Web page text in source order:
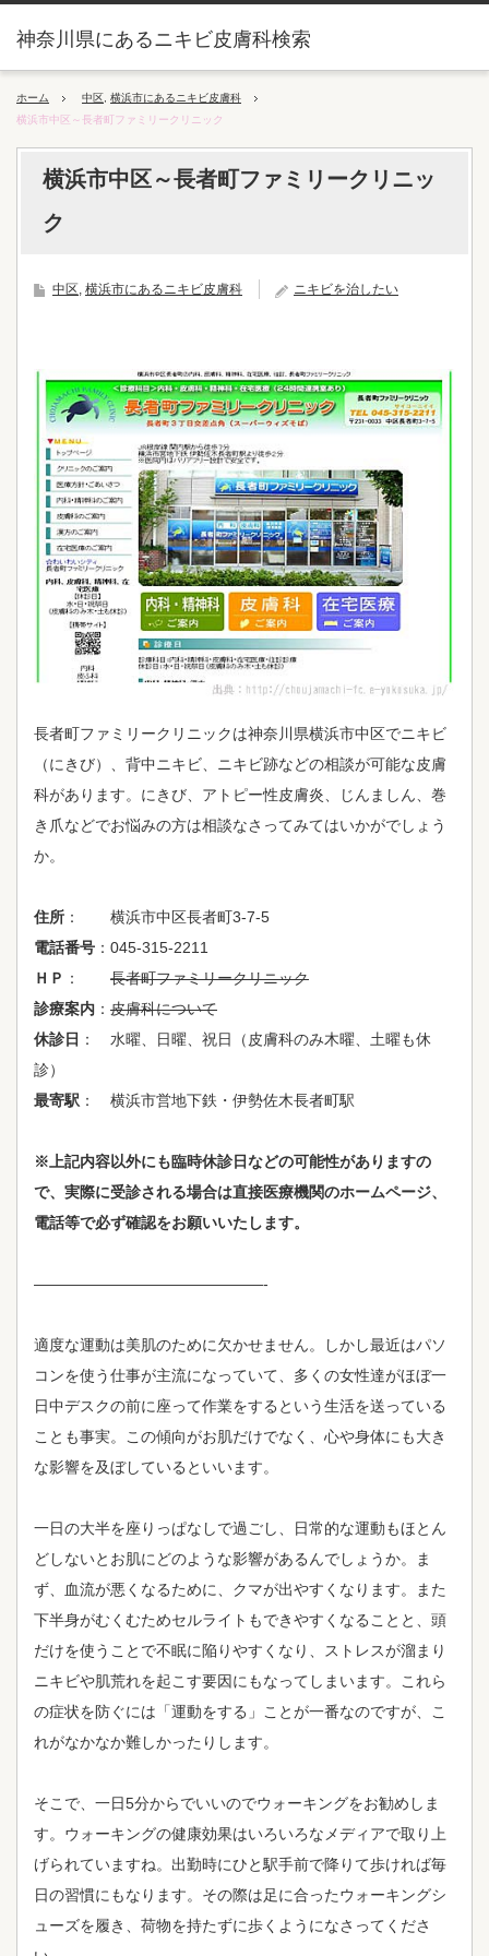
神奈川県にあるニキビ皮膚科検索
ホーム 中区 横浜市にあるニキビ皮膚科
横浜市中区～長者町ファミリークリニック
横浜市中区～長者町ファミリークリニッ
ク
中区, 横浜市にあるニキビ皮膚科 ニキビを治したい
長者町ファミリークリニックは神奈川県横浜市中区でニキビ
（にきび）、背中ニキビ、ニキビ跡などの相談が可能な皮膚
科があります。にきび、アトピー性皮膚炎、じんましん、巻
き爪などでお悩みの方は相談なさってみてはいかがでしょう
か。
住所 ： 横浜市中区長者町3-7-5
電話番号 ：045-315-2211
ＨＰ ： 長者町ファミリークリニック
診療案内 ： 皮膚科について
休診日 ： 水曜、日曜、祝日（皮膚科のみ木曜、土曜も休
診）
最寄駅 ： 横浜市営地下鉄・伊勢佐木長者町駅
※上記内容以外にも臨時休診日などの可能性がありますの
で、実際に受診される場合は直接医療機関のホームページ、
電話等で必ず確認をお願いいたします。
———————————————-
適度な運動は美肌のために欠かせません。しかし最近はパソ
コンを使う仕事が主流になっていて、多くの女性達がほぼ一
日中デスクの前に座って作業をするという生活を送っている
ことも事実。この傾向がお肌だけでなく、心や身体にも大き
な影響を及ぼしているといいます。
一日の大半を座りっぱなしで過ごし、日常的な運動もほとん
どしないとお肌にどのような影響があるんでしょうか。ま
ず、血流が悪くなるために、クマが出やすくなります。また
下半身がむくむためセルライトもできやすくなることと、頭
だけを使うことで不眠に陥りやすくなり、ストレスが溜まり
ニキビや肌荒れを起こす要因にもなってしまいます。これら
の症状を防ぐには「運動をする」ことが一番なのですが、こ
れがなかなか難しかったりします。
そこで、一日5分からでいいのでウォーキングをお勧めしま
す。ウォーキングの健康効果はいろいろなメディアで取り上
げられていますね。出勤時にひと駅手前で降りて歩ければ毎
日の習慣にもなります。その際は足に合ったウォーキングシ
ューズを履き、荷物を持たずに歩くようになさってくださ